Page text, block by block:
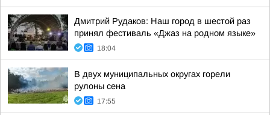
Дмитрий Рудаков: Наш город в шестой раз
принял фестиваль «Джаз на родном языке»
18:04
В двух муниципальных округах горели
рулоны сена
17:55